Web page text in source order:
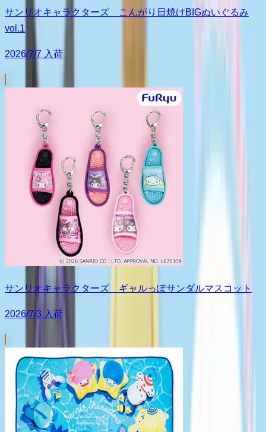
サンリオキャラクターズ こんがり日焼けBIGぬいぐるみ
vol.1
2026/7/7 入荷
サンリオキャラクターズ ギャルっぽサンダルマスコット
2026/7/3 入荷